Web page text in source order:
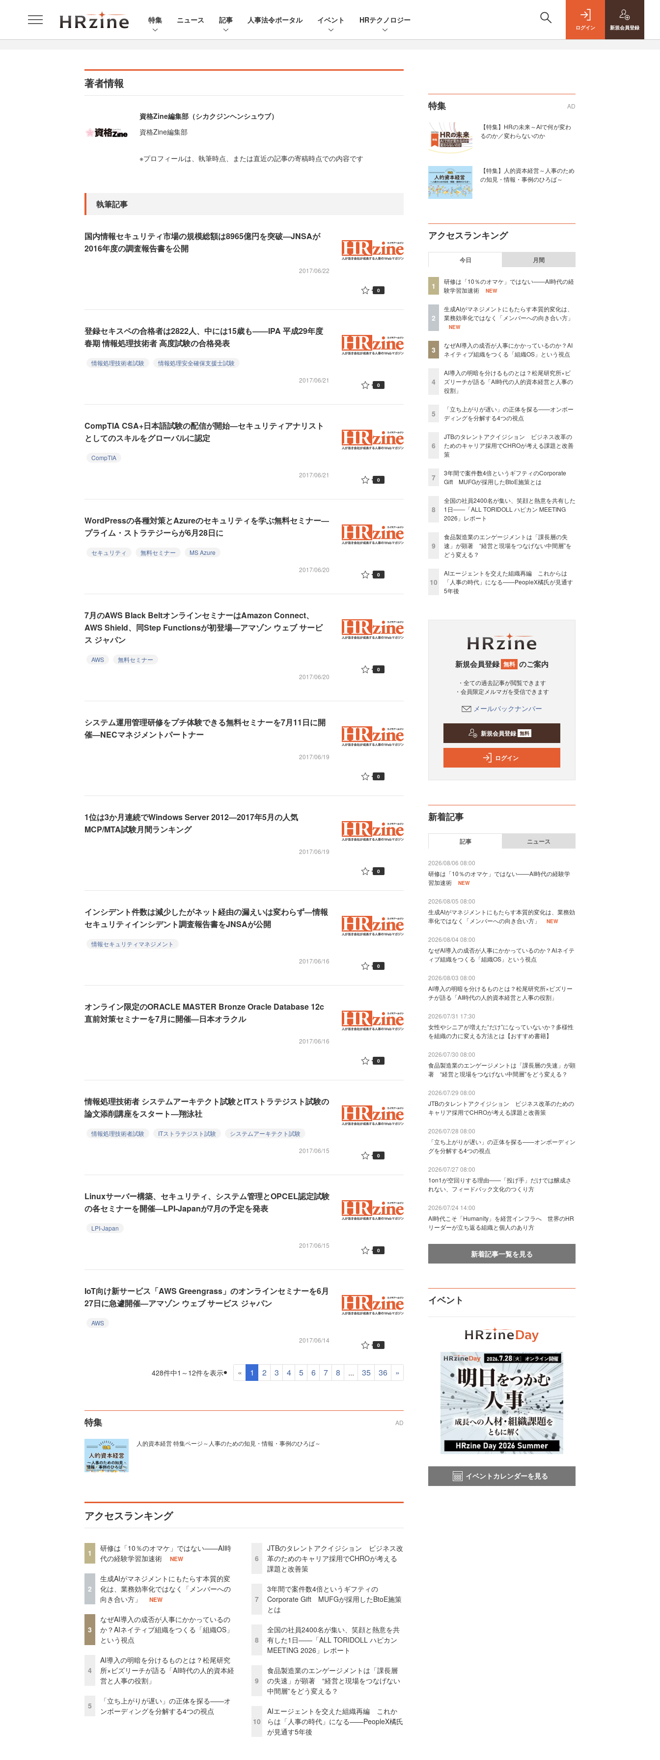
特集 ニュース 記事 人事法令ポータル イベント HRテクノロジー
ログイン 新規会員登録
著者情報
資格Zine編集部（シカクジンヘンシュウブ）
資格Zine編集部
※プロフィールは、執筆時点、または直近の記事の寄稿時点での内容です
執筆記事
国内情報セキュリティ市場の規模総額は8965億円を突破―JNSAが
2016年度の調査報告書を公開
2017/06/22
0
登録セキスペの合格者は2822人、中には15歳も――IPA 平成29年度
春期 情報処理技術者 高度試験の合格発表
情報処理技術者試験 情報処理安全確保支援士試験
2017/06/21
0
CompTIA CSA+日本語試験の配信が開始―セキュリティアナリスト
としてのスキルをグローバルに認定
CompTIA
2017/06/21
0
WordPressの各種対策とAzureのセキュリティを学ぶ無料セミナー―
プライム・ストラテジーらが6月28日に
セキュリティ 無料セミナー MS Azure
2017/06/20
0
7月のAWS Black BeltオンラインセミナーはAmazon Connect、
AWS Shield、同Step Functionsが初登場―アマゾン ウェブ サービ
ス ジャパン
AWS 無料セミナー
2017/06/20
0
システム運用管理研修をプチ体験できる無料セミナーを7月11日に開
催―NECマネジメントパートナー
2017/06/19
0
1位は3か月連続でWindows Server 2012―2017年5月の人気
MCP/MTA試験月間ランキング
2017/06/19
0
インシデント件数は減少したがネット経由の漏えいは変わらず―情報
セキュリティインシデント調査報告書をJNSAが公開
情報セキュリティマネジメント
2017/06/16
0
オンライン限定のORACLE MASTER Bronze Oracle Database 12c
直前対策セミナーを7月に開催―日本オラクル
2017/06/16
0
情報処理技術者 システムアーキテクト試験とITストラテジスト試験の
論文添削講座をスタート―翔泳社
情報処理技術者試験 ITストラテジスト試験 システムアーキテクト試験
2017/06/15
0
Linuxサーバー構築、セキュリティ、システム管理とOPCEL認定試験
の各セミナーを開催―LPI-Japanが7月の予定を発表
LPI-Japan
2017/06/15
0
IoT向け新サービス「AWS Greengrass」のオンラインセミナーを6月
27日に急遽開催―アマゾン ウェブ サービス ジャパン
AWS
2017/06/14
0
428件中1～12件を表示 « 1 2 3 4 5 6 7 8 ... 35 36 »
特集 AD
人的資本経営 特集ページ～人事のための知見・情報・事例のひろば～
アクセスランキング
1
研修は「10％のオマケ」ではない——AI時
代の経験学習加速術
NEW
2
生成AIがマネジメントにもたらす本質的変
化は、業務効率化ではなく「メンバーへの
向き合い方」
NEW
3
なぜAI導入の成否が人事にかかっているの
か？AIネイティブ組織をつくる「組織OS」
という視点
4
AI導入の明暗を分けるものとは？松尾研究
所×ビズリーチが語る「AI時代の人的資本経
営と人事の役割」
5
「立ち上がりが遅い」の正体を探る——オ
ンボーディングを分解する4つの視点
6
JTBのタレントアクイジション ビジネス改
革のためのキャリア採用でCHROが考える
課題と改善策
7
3年間で案件数4倍というギフティの
Corporate Gift MUFGが採用したBtoE施策
とは
8
全国の社員2400名が集い、笑顔と熱意を共
有した1日――「ALL TORIDOLL ハピカン
MEETING 2026」レポート
9
食品製造業のエンゲージメントは「課長層
の失速」が顕著 “経営と現場をつなげない
中間層”をどう変える？
10
AIエージェントを交えた組織再編 これか
らは「人事の時代」になる——PeopleX橘氏
が見通す5年後
特集 AD
【特集】HRの未来～AIで何が変わ
るのか／変わらないのか
【特集】人的資本経営～人事のため
の知見・情報・事例のひろば～
アクセスランキング
今日 月間
1
研修は「10％のオマケ」ではない——AI時代の経
験学習加速術
NEW
2
生成AIがマネジメントにもたらす本質的変化は、
業務効率化ではなく「メンバーへの向き合い方」
NEW
3
なぜAI導入の成否が人事にかかっているのか？AI
ネイティブ組織をつくる「組織OS」という視点
4
AI導入の明暗を分けるものとは？松尾研究所×ビ
ズリーチが語る「AI時代の人的資本経営と人事の
役割」
5
「立ち上がりが遅い」の正体を探る——オンボー
ディングを分解する4つの視点
6
JTBのタレントアクイジション ビジネス改革の
ためのキャリア採用でCHROが考える課題と改善
策
7
3年間で案件数4倍というギフティのCorporate
Gift MUFGが採用したBtoE施策とは
8
全国の社員2400名が集い、笑顔と熱意を共有した
1日――「ALL TORIDOLL ハピカン MEETING
2026」レポート
9
食品製造業のエンゲージメントは「課長層の失
速」が顕著 “経営と現場をつなげない中間層”を
どう変える？
10
AIエージェントを交えた組織再編 これからは
「人事の時代」になる——PeopleX橘氏が見通す
5年後
新規会員登録 無料 のご案内
・全ての過去記事が閲覧できます
・会員限定メルマガを受信できます
メールバックナンバー
新規会員登録 無料
ログイン
新着記事
記事 ニュース
2026/08/06 08:00
研修は「10％のオマケ」ではない——AI時代の経験学
習加速術
NEW
2026/08/05 08:00
生成AIがマネジメントにもたらす本質的変化は、業務効
率化ではなく「メンバーへの向き合い方」
NEW
2026/08/04 08:00
なぜAI導入の成否が人事にかかっているのか？AIネイテ
ィブ組織をつくる「組織OS」という視点
2026/08/03 08:00
AI導入の明暗を分けるものとは？松尾研究所×ビズリー
チが語る「AI時代の人的資本経営と人事の役割」
2026/07/31 17:30
女性やシニアが増えた“だけ”になっていないか？多様性
を組織の力に変える方法とは【おすすめ書籍】
2026/07/30 08:00
食品製造業のエンゲージメントは「課長層の失速」が顕
著 “経営と現場をつなげない中間層”をどう変える？
2026/07/29 08:00
JTBのタレントアクイジション ビジネス改革のための
キャリア採用でCHROが考える課題と改善策
2026/07/28 08:00
「立ち上がりが遅い」の正体を探る——オンボーディン
グを分解する4つの視点
2026/07/27 08:00
1on1が空回りする理由——「投げ手」だけでは醸成さ
れない、フィードバック文化のつくり方
2026/07/24 14:00
AI時代こそ「Humanity」を経営インフラへ 世界のHR
リーダーが立ち返る組織と個人のあり方
新着記事一覧を見る
イベント
イベントカレンダーを見る